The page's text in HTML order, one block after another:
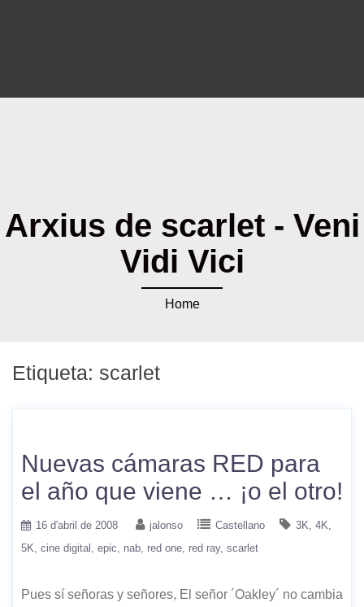
Arxius de scarlet - Veni
Vidi Vici
Home
Etiqueta: scarlet
Nuevas cámaras RED para
el año que viene … ¡o el otro!
16 d'abril de 2008 jalonso Castellano 3K 4K
5K cine digital epic nab red one red ray scarlet
Pues sí señoras y señores, El señor ´Oakley´ no cambia